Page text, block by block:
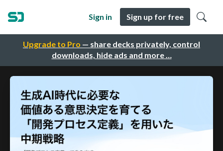
Upgrade to Pro — share decks privately, control
downloads, hide ads and more …
Sign in Sign up for free